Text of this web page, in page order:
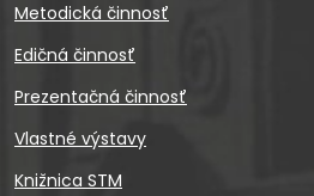
Metodická činnosť
Edičná činnosť
Prezentačná činnosť
Vlastné výstavy
Knižnica STM